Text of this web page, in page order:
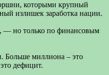
которыми крупный
излишек заработка нации.
— но только по финансовым
Больше миллиона – это
дефицит.